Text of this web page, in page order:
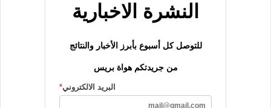
النشرة الاخبارية
للتوصل كل أسبوع بأبرز الأخبار والنتائج
من جريدتكم هواة بريس
البريد الالكتروني*